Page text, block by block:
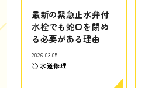
最新の緊急止水弁付
水栓でも蛇口を閉め
る必要がある理由
2026.03.05
水道修理